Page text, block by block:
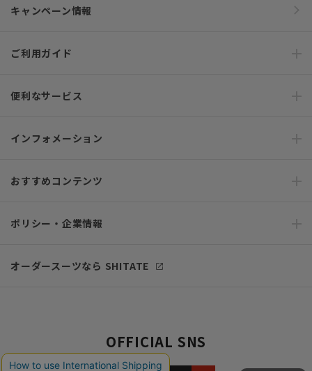
キャンペーン情報
ご利用ガイド
便利なサービス
インフォメーション
おすすめコンテンツ
ポリシー・企業情報
オーダースーツなら SHITATE
OFFICIAL SNS